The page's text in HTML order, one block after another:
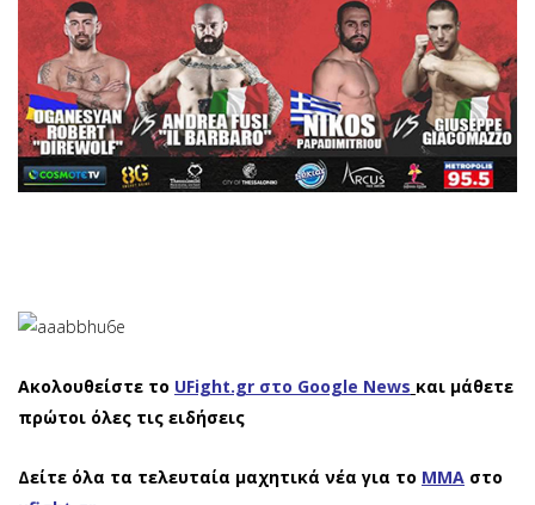
Ακολουθείστε το UFight.gr στο Google News και μάθετε
πρώτοι όλες τις ειδήσεις
Δείτε όλα τα τελευταία μαχητικά νέα για το ΜΜΑ στο